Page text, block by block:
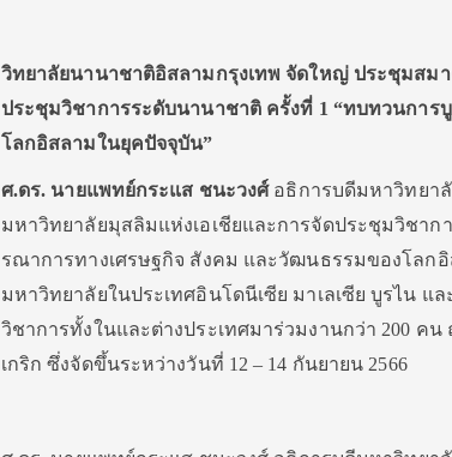
วิทยาลัยนานาชาติอิสลามกรุงเทพ จัดใหญ่ ประชุมสม
ประชุมวิชาการระดับนานาชาติ ครั้งที่ 1 “ทบทวนกา
โลกอิสลามในยุคปัจจุบัน”
ศ.ดร. นายแพทย์กระแส ชนะวงศ์อธิการบดีมหาวิทยาลั
มหาวิทยาลัยมุสลิมแห่งเอเชียและการจัดประชุมวิชาก
รณาการทางเศรษฐกิจ สังคม และวัฒนธรรมของโลก
มหาวิทยาลัยในประเทศอินโดนีเซีย มาเลเซีย บูรไน
วิชาการทั้งในและต่างประเทศมาร่วมงานกว่า 200
เกริก ซึ่งจัดขึ้นระหว่างวันที่ 12 – 14 กันยายน 2566